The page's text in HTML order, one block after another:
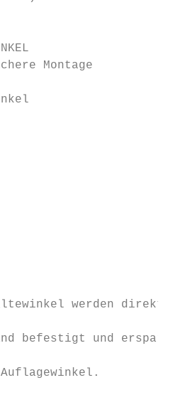
Montage
werden direkt
befestigt und ersparen